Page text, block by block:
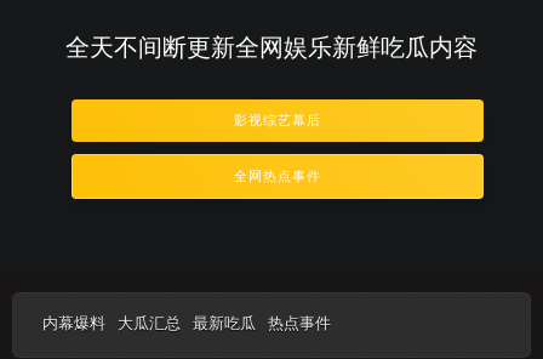
全天不间断更新全网娱乐新鲜吃瓜内容
影视综艺幕后
全网热点事件
内幕爆料 大瓜汇总 最新吃瓜 热点事件